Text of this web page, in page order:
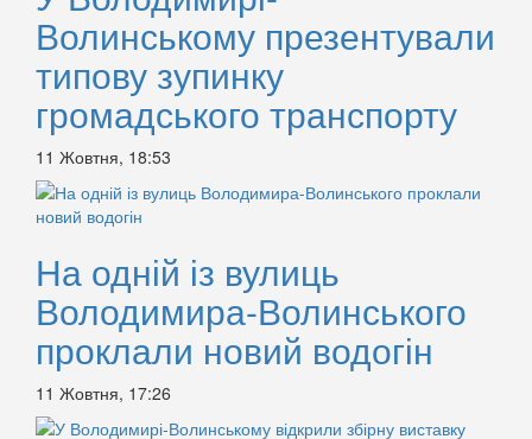
Волинському презентували
типову зупинку
громадського транспорту
11 Жовтня, 18:53
На одній із вулиць
Володимира-Волинського
проклали новий водогін
11 Жовтня, 17:26